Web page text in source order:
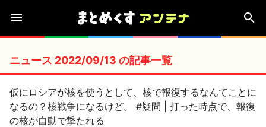
ニュース 2022/09/13 の記事一覧
仮にロシアが核を使うとして、核で報復するなんてことに
なるの？核戦争になるけど。 #疑問 | 打った時点で、報復
の核が自動で撃たれる